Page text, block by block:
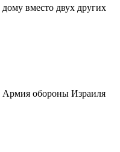
вместо двух других
Армия обороны Израиля